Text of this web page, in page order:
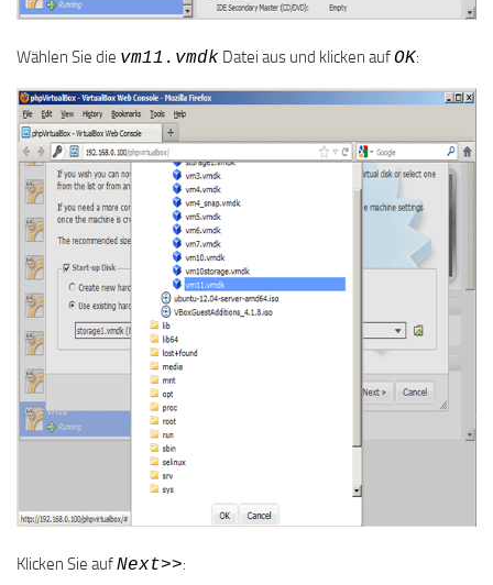
Wählen Sie die vm11.vmdk Datei aus und klicken aufOK:
Klicken Sie aufNext>>: